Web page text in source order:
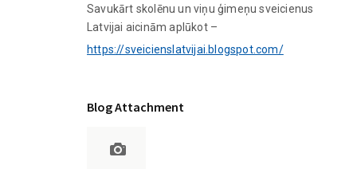
Savukārt skolēnu un viņu ģimeņu sveicienus
Latvijai aicinām aplūkot –
https://sveicienslatvijai.blogspot.com/
Blog Attachment